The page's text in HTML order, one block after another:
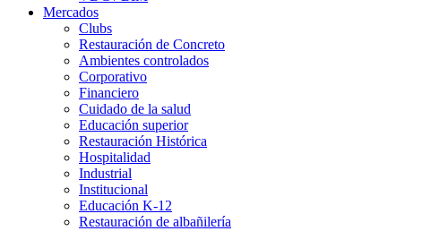
Mercados
Clubs
Restauración de Concreto
Ambientes controlados
Corporativo
Financiero
Cuidado de la salud
Educación superior
Restauración Histórica
Hospitalidad
Industrial
Institucional
Educación K-12
Restauración de albañilería